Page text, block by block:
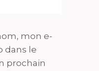
mon e-
dans le
prochain